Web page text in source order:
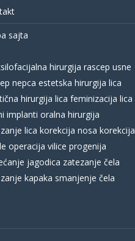
sajta
hirurgija rascep usne
nepca estetska hirurgija lica
hirurgija lica feminizacija lica
implanti oralna hirurgija
lica korekcija nosa korekcija
operacija vilice progenija
jagodica zatezanje čela
kapaka smanjenje čela